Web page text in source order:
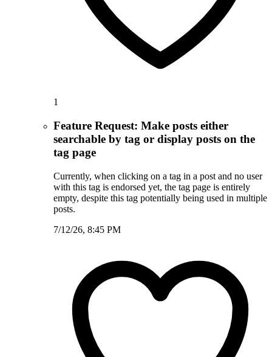
1
Feature Request: Make posts either
searchable by tag or display posts on the
tag page
Currently, when clicking on a tag in a post and no user
with this tag is endorsed yet, the tag page is entirely
empty, despite this tag potentially being used in multiple
posts.
7/12/26, 8:45 PM